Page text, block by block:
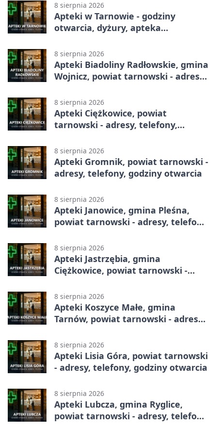
8 sierpnia 2026
Apteki w Tarnowie - godziny
otwarcia, dyżury, apteka
8 sierpnia 2026
Apteki Biadoliny Radłowskie, gmina
Wojnicz, powiat tarnowski - adresy,
8 sierpnia 2026
Apteki Ciężkowice, powiat
tarnowski - adresy, telefony,
8 sierpnia 2026
Apteki Gromnik, powiat tarnowski -
adresy, telefony, godziny otwarcia
8 sierpnia 2026
Apteki Janowice, gmina Pleśna,
powiat tarnowski - adresy, telefony,
8 sierpnia 2026
Apteki Jastrzębia, gmina
Ciężkowice, powiat tarnowski -
8 sierpnia 2026
Apteki Koszyce Małe, gmina
Tarnów, powiat tarnowski - adresy,
8 sierpnia 2026
Apteki Lisia Góra, powiat tarnowski
- adresy, telefony, godziny otwarcia
8 sierpnia 2026
Apteki Lubcza, gmina Ryglice,
powiat tarnowski - adresy, telefony,